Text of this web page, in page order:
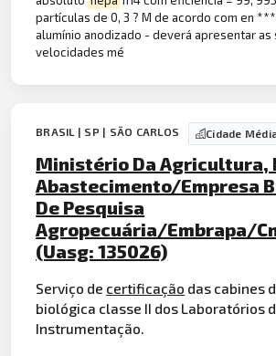
partículas de 0, 3 ? M de acordo com en
alumínio anodizado - deverá apresentar as
velocidades mé
BRASIL | SP | SÃO CARLOS Cidade
Ministério Da Agricultura,
Abastecimento/Empresa
De Pesquisa
Agropecuária/Embrapa/
(Uasg: 135026)
Serviço de certificação das cabines
biológica classe II dos Laboratórios
Instrumentação.